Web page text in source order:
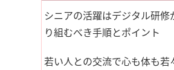
シニアの活躍はデジタル研修
り組むべき手順とポイント
若い人との交流で心も体も若